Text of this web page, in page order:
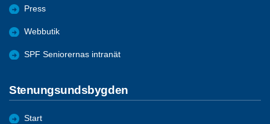
Press
Webbutik
SPF Seniorernas intranät
Stenungsundsbygden
Start